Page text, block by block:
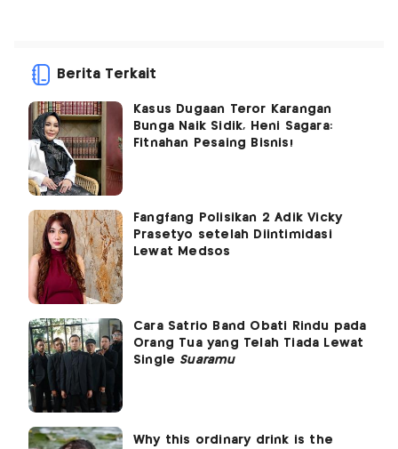
Berita Terkait
Kasus Dugaan Teror Karangan
Bunga Naik Sidik, Heni Sagara:
Fitnahan Pesaing Bisnis!
Fangfang Polisikan 2 Adik Vicky
Prasetyo setelah Diintimidasi
Lewat Medsos
Cara Satrio Band Obati Rindu pada
Orang Tua yang Telah Tiada Lewat
Single Suaramu